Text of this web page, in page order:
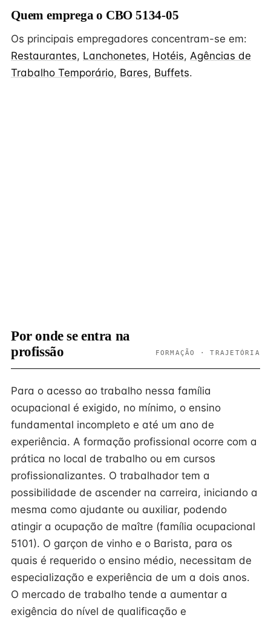
Quem emprega o CBO 5134-05
Os principais empregadores concentram-se em:
Restaurantes, Lanchonetes, Hotéis, Agências de
Trabalho Temporário, Bares, Buffets.
Por onde se entra na
profissão
FORMAÇÃO · TRAJETÓRIA
Para o acesso ao trabalho nessa família
ocupacional é exigido, no mínimo, o ensino
fundamental incompleto e até um ano de
experiência. A formação profissional ocorre com a
prática no local de trabalho ou em cursos
profissionalizantes. O trabalhador tem a
possibilidade de ascender na carreira, iniciando a
mesma como ajudante ou auxiliar, podendo
atingir a ocupação de maître (família ocupacional
5101). O garçon de vinho e o Barista, para os
quais é requerido o ensino médio, necessitam de
especialização e experiência de um a dois anos.
O mercado de trabalho tende a aumentar a
exigência do nível de qualificação e